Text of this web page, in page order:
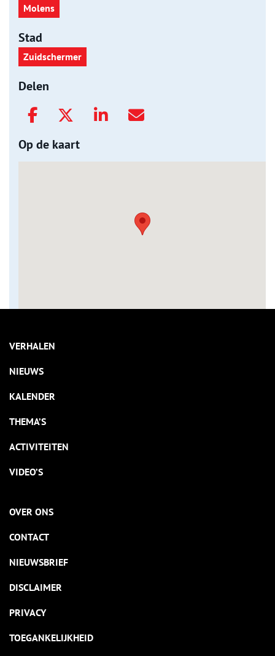
Molens
Stad
Zuidschermer
Delen
Op de kaart
VERHALEN
NIEUWS
KALENDER
THEMA’S
ACTIVITEITEN
VIDEO’S
OVER ONS
CONTACT
NIEUWSBRIEF
DISCLAIMER
PRIVACY
TOEGANKELIJKHEID